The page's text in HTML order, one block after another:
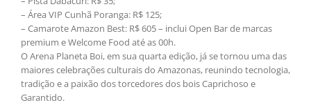
– Área VIP Cunhã Poranga: R$ 125;
– Camarote Amazon Best: R$ 605 – inclui Open Bar de marcas
premium e Welcome Food até as 00h.
O Arena Planeta Boi, em sua quarta edição, já se tornou uma das
maiores celebrações culturais do Amazonas, reunindo tecnologia,
tradição e a paixão dos torcedores dos bois Caprichoso e
Garantido.